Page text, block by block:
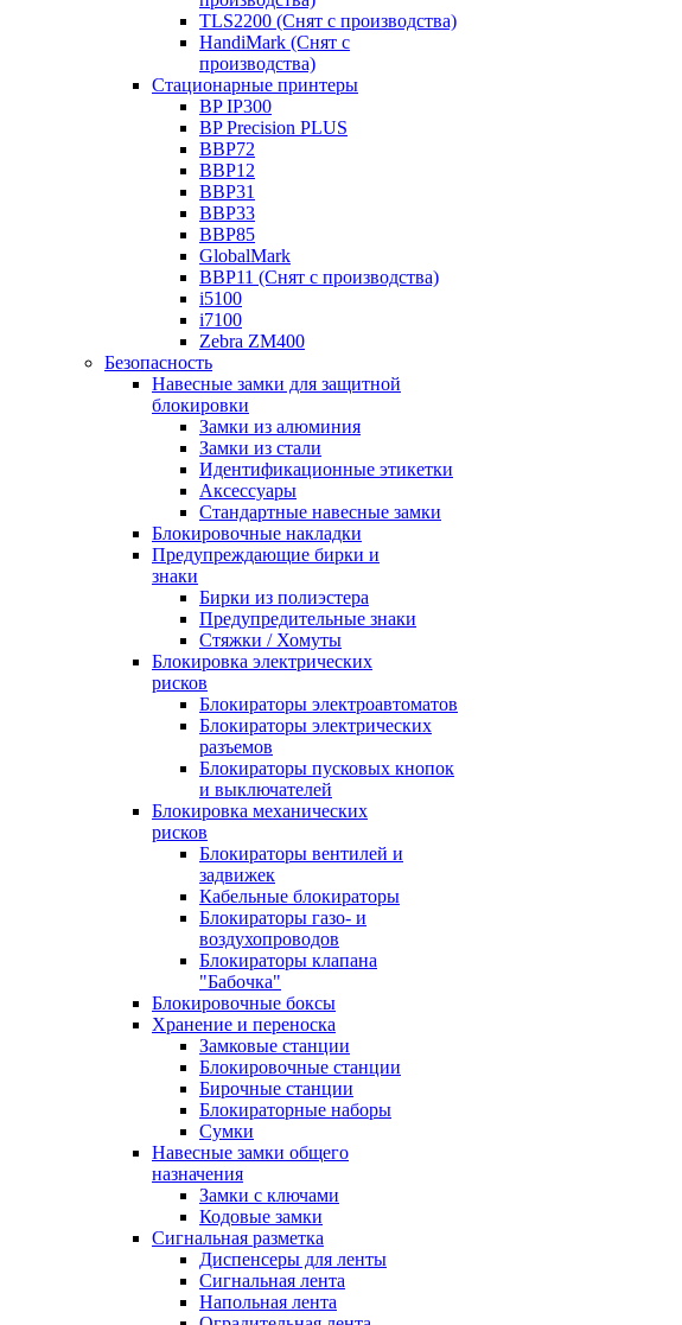
TLS2200 (Снят с производства)
HandiMark (Снят с
производства)
Стационарные принтеры
BP IP300
BP Precision PLUS
BBP72
BBP12
BBP31
BBP33
BBP85
GlobalMark
BBP11 (Снят с производства)
i5100
i7100
Zebra ZM400
Безопасность
Навесные замки для защитной
блокировки
Замки из алюминия
Замки из стали
Идентификационные этикетки
Аксессуары
Стандартные навесные замки
Блокировочные накладки
Предупреждающие бирки и
знаки
Бирки из полиэстера
Предупредительные знаки
Стяжки / Хомуты
Блокировка электрических
рисков
Блокираторы электроавтоматов
Блокираторы электрических
разъемов
Блокираторы пусковых кнопок
и выключателей
Блокировка механических
рисков
Блокираторы вентилей и
задвижек
Кабельные блокираторы
Блокираторы газо- и
воздухопроводов
Блокираторы клапана
"Бабочка"
Блокировочные боксы
Хранение и переноска
Замковые станции
Блокировочные станции
Бирочные станции
Блокираторные наборы
Сумки
Навесные замки общего
назначения
Замки с ключами
Кодовые замки
Сигнальная разметка
Диспенсеры для ленты
Сигнальная лента
Напольная лента